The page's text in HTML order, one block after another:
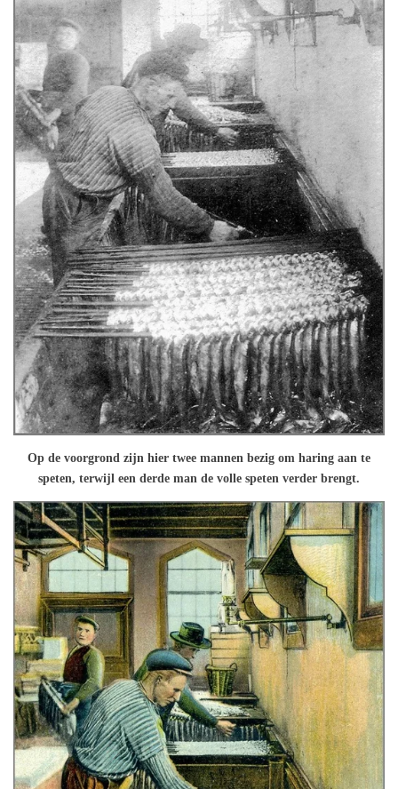
Op de voorgrond zijn hier twee mannen bezig om haring aan te
speten, terwijl een derde man de volle speten verder brengt.